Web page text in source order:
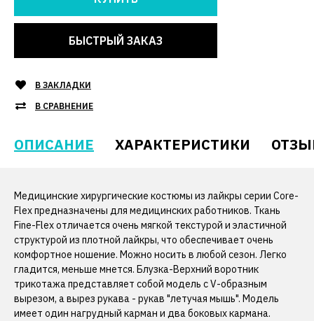
БЫСТРЫЙ ЗАКАЗ
В ЗАКЛАДКИ
В СРАВНЕНИЕ
ОПИСАНИЕ ХАРАКТЕРИСТИКИ
Медицинские хирургические костюмы из лайкры серии Core-
Flex предназначены для медицинских работников. Ткань
Fine-Flex отличается очень мягкой текстурой и эластичной
структурой из плотной лайкры, что обеспечивает очень
комфортное ношение. Можно носить в любой сезон. Легко
гладится, меньше мнется. Блузка-Верхний воротник
трикотажа представляет собой модель с V-образным
вырезом, а вырез рукава - рукав "летучая мышь". Модель
имеет один нагрудный карман и два боковых кармана.